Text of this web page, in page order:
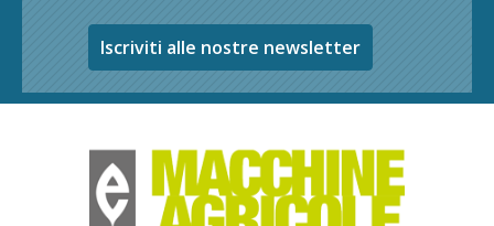
Iscriviti alle nostre newsletter